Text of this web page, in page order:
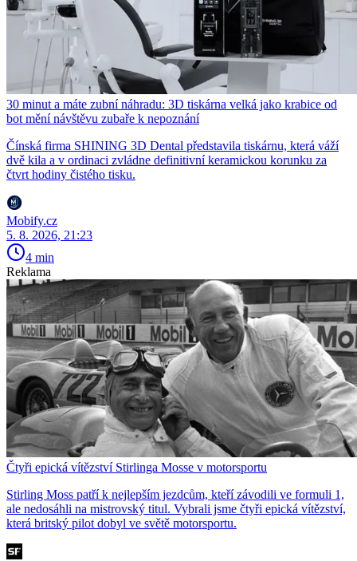
30 minut a máte zubní náhradu: 3D tiskárna velká jako krabice od
bot mění návštěvu zubaře k nepoznání
Čínská firma SHINING 3D Dental představila tiskárnu, která váží
dvě kila a v ordinaci zvládne definitivní keramickou korunku za
čtvrt hodiny čistého tisku.
Mobify.cz
5. 8. 2026, 21:23
4 min
Reklama
Čtyři epická vítězství Stirlinga Mosse v motorsportu
Stirling Moss patří k nejlepším jezdcům, kteří závodili ve formuli 1,
ale nedosáhli na mistrovský titul. Vybrali jsme čtyři epická vítězství,
která britský pilot dobyl ve světě motorsportu.